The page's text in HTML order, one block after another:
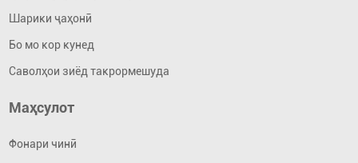
Шарики ҷаҳонӣ
Бо мо кор кунед
Саволҳои зиёд такрормешуда
Маҳсулот
Фонари чинӣ